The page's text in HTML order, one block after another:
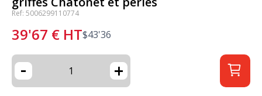
Ref: 5006299110774
39'67 € HT$43'36
- +